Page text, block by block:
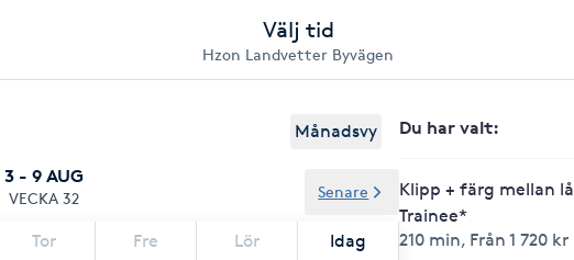
Välj tid
Hzon Landvetter Byvägen
Månadsvy
3 - 9 AUG
VECKA 32
Tor Fre Lör Idag
Senare
Du har valt:
Klipp + färg mellan
Trainee*
210 min, Från 1 720 kr